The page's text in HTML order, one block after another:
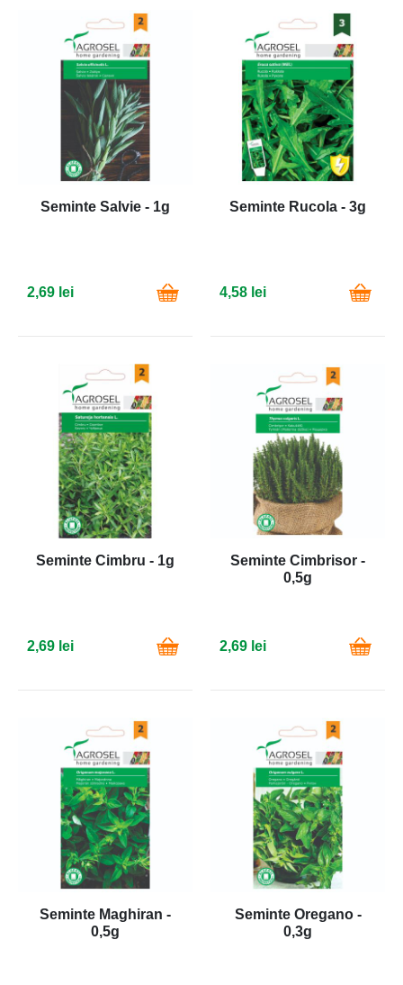
Seminte Salvie - 1g
2,69 lei
Seminte Rucola - 3g
4,58 lei
Seminte Cimbru - 1g
2,69 lei
Seminte Cimbrisor -
0,5g
2,69 lei
Seminte Maghiran -
0,5g
Seminte Oregano -
0,3g